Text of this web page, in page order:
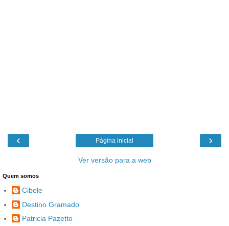
‹ ›
Página inicial
Ver versão para a web
Quem somos
Cibele
Destino Gramado
Patricia Pazetto